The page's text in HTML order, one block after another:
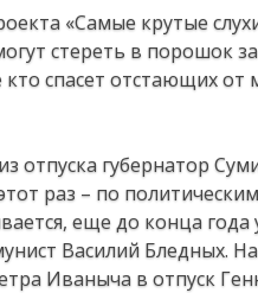
«Самые крутые
стереть в порошок
кто спасет отстающих
отпуска губернатор
раз – по
еще до конца года
Василий Бледных.
Иваныча в отпуск